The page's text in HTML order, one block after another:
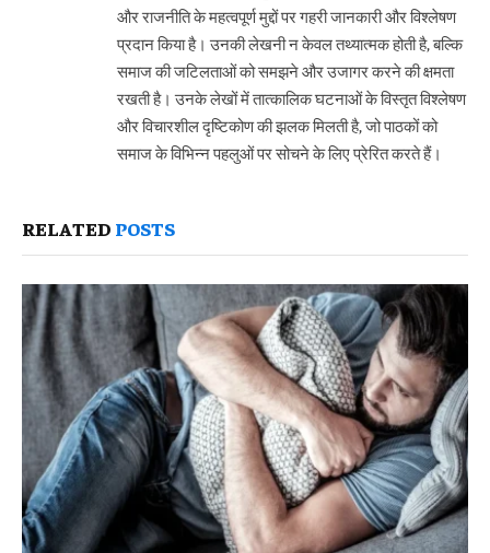
और राजनीति के महत्वपूर्ण मुद्दों पर गहरी जानकारी और विश्लेषण
प्रदान किया है। उनकी लेखनी न केवल तथ्यात्मक होती है, बल्कि
समाज की जटिलताओं को समझने और उजागर करने की क्षमता
रखती है। उनके लेखों में तात्कालिक घटनाओं के विस्तृत विश्लेषण
और विचारशील दृष्टिकोण की झलक मिलती है, जो पाठकों को
समाज के विभिन्न पहलुओं पर सोचने के लिए प्रेरित करते हैं।
RELATED POSTS